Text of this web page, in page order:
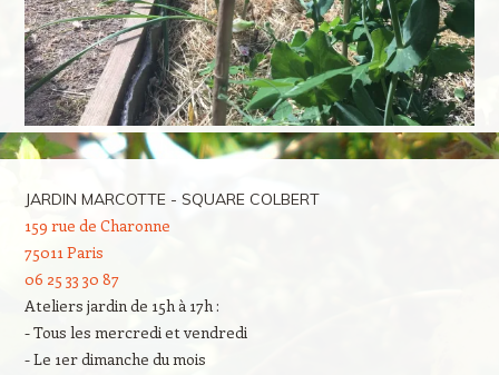
JARDIN MARCOTTE - SQUARE COLBERT
159 rue de Charonne
75011 Paris
06 25 33 30 87
Ateliers jardin de 15h à 17h :
- Tous les mercredi et vendredi
- Le 1er dimanche du mois